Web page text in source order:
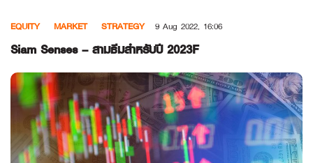
content
EQUITY MARKET STRATEGY 9 Aug 2022, 16:06
Siam Senses – สามธีมสำหรับปี 2023F